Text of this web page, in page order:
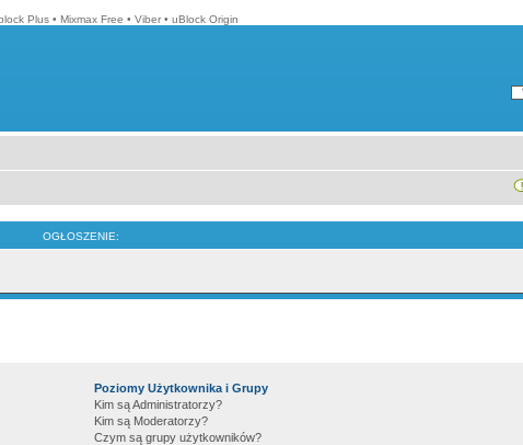
Plus • Mixmax Free • Viber • uBlock Origin
OGŁOSZENIE:
Poziomy Użytkownika i Grupy
Kim są Administratorzy?
Kim są Moderatorzy?
Czym są grupy użytkowników?